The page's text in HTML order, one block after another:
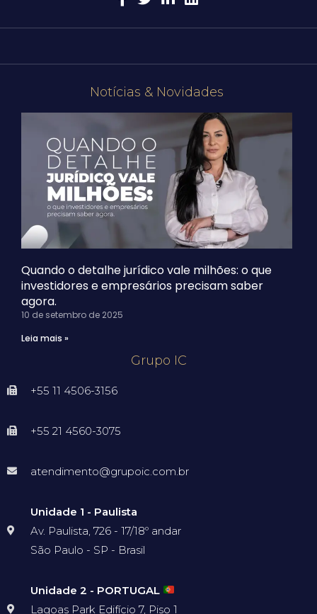
Grupo IC
+55 11 4506-3156
+55 21 4560-3075
atendimento@grupoic.com.br
Unidade 1 - Paulista
Av. Paulista, 726 - 17/18º andar
São Paulo - SP - Brasil
Unidade 2 - PORTUGAL
Lagoas Park Edifício 7, Piso 1
Notícias & Novidades
Quando o detalhe jurídico vale milhões: o que
investidores e empresários precisam saber
agora.
10 de setembro de 2025
Leia mais »